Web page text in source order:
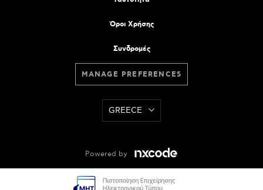
Όροι Χρήσης
Συνδρομές
MANAGE PREFERENCES
GREECE
Powered by